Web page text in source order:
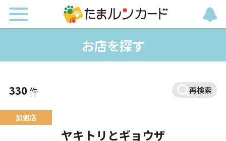
お店を探す
330件 再検索
ヤキトリとギョウザ